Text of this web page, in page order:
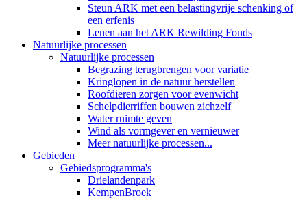
Steun ARK met een belastingvrije schenking of
een erfenis
Lenen aan het ARK Rewilding Fonds
Natuurlijke processen
Natuurlijke processen
Begrazing terugbrengen voor variatie
Kringlopen in de natuur herstellen
Roofdieren zorgen voor evenwicht
Schelpdierriffen bouwen zichzelf
Water ruimte geven
Wind als vormgever en vernieuwer
Meer natuurlijke processen...
Gebieden
Gebiedsprogramma's
Drielandenpark
KempenBroek